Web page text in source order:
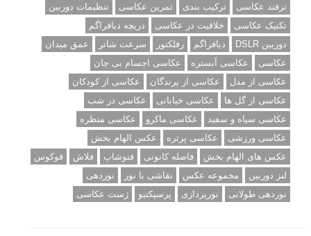
ترفند عکاسی
ترکیب بندی تمرین عکاسی
تنظیمات دوربین
تکنیک عکاسی
خلاقیت در عکاسی
دریچه دیافراگم
دوربین DSLR
دیافراگم رفلکتور سرعت شاتر
عمق میدان
عکاسی
عکاسی آبستره
عکاسی اجسام بی جان
عکاسی از مدل
عکاسی از پرندگان
عکاسی از کودکان
عکاسی از گل ها
عکاسی خیابانی
عکاسی در شب
عکاسی سیاه و سفید
عکاسی ماکرو
عکاسی منظره
عکاسی ورزشی
عکاسی پرتره
عکس الهام بخش
عکس های الهام بخش
فاصله کانونی فتوشاپ فلاش
فوکوس
لنز دوربین
مجموعه عکس نقاشی با نور
نوردهی
نوردهی طولانی
نورپردازی پرسپکتیو ژست عکاسی